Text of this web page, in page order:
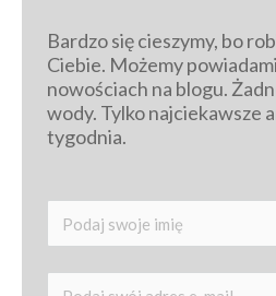
Bardzo się cieszymy, bo
Ciebie. Możemy
nowościach na blogu.
wody. Tylko najciekawsze
tygodnia.